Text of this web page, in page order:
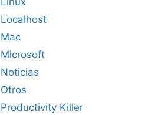
Localhost
Mac
Microsoft
Noticias
Otros
Productivity Killer